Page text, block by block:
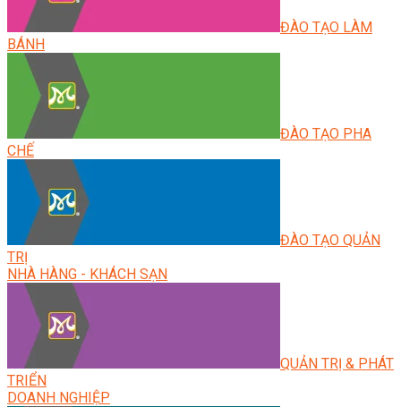
ĐÀO TẠO LÀM
BÁNH
ĐÀO TẠO PHA
CHẾ
ĐÀO TẠO QUẢN
TRỊ
NHÀ HÀNG - KHÁCH SẠN
QUẢN TRỊ & PHÁT
TRIỂN
DOANH NGHIỆP